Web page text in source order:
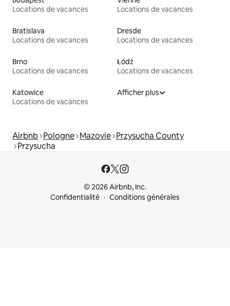
Locations de vacances
Locations de vacances
Bratislava
Locations de vacances
Dresde
Locations de vacances
Brno
Locations de vacances
Łódź
Locations de vacances
Katowice
Locations de vacances
Afficher plus
Airbnb Pologne Mazovie Przysucha County
Przysucha
© 2026 Airbnb, Inc.
Confidentialité
Conditions générales